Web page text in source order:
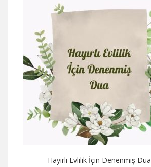
Hayırlı Evlilik İçin Denenmiş Dua